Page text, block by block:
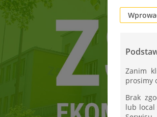
Zanim
prosimy
Brak
lub local